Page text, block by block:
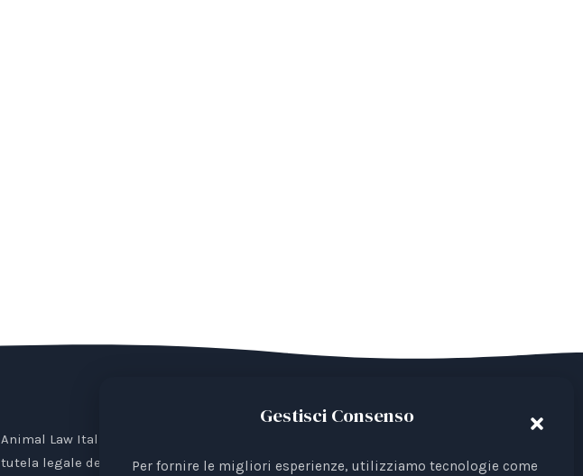
Gestisci Consenso
Per fornire le migliori esperienze, utilizziamo tecnologie come i
Animal Law Italia è un Ente del Terzo Settore avente come finalità la
tutela legale degli animali. Iscrizione al RUNTS Rep. 4 del 01/03/2022.